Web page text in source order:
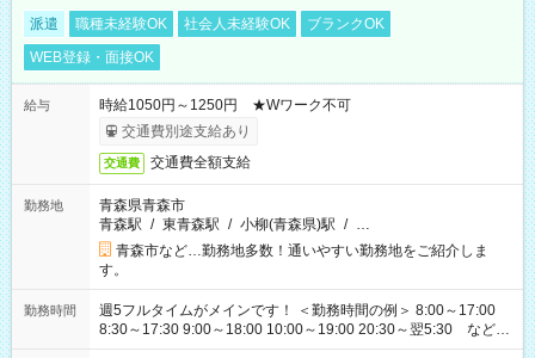
派遣 職種未経験OK 社会人未経験OK
ブランクOK
WEB登録・面接OK
給与
時給1050円～1250円 ★Wワーク不可
交通費別途支給あり
交通費 交通費全額支給
勤務地
青森県青森市
青森駅 / 東青森駅 / 小柳(青森県)駅 / …
青森市など…勤務地多数！通いやすい勤務地をご紹介しま
す。
勤務時間
週5フルタイムがメインです！ ＜勤務時間の例＞ 8:00～17:00
8:30～17:30 9:00～18:00 10:00～19:00 20:30～翌5:30 など ★
その他にも勤務時間多数！ 日勤のみ、残業なし、交替制など